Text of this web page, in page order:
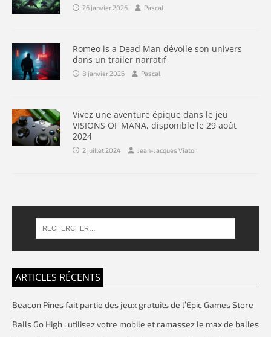
26 janvier 2026 Pascal
Romeo is a Dead Man dévoile son univers
dans un trailer narratif
8 janvier 2026 Pascal
Vivez une aventure épique dans le jeu
VISIONS OF MANA, disponible le 29 août
2024
2 juillet 2024 Jean-Jacques Viator
ARTICLES RÉCENTS
Beacon Pines fait partie des jeux gratuits de l’Epic Games Store
Balls Go High : utilisez votre mobile et ramassez le max de balles